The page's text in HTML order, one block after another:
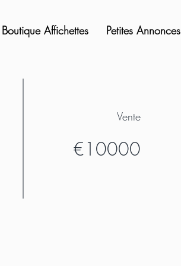
Boutique Affichettes Petites Annonces
Vente
€10000